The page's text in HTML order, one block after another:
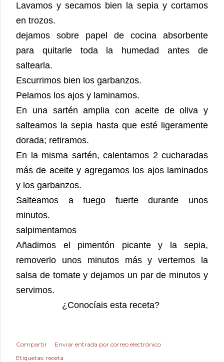
Lavamos y secamos bien la sepia y cortamos
en trozos.
dejamos sobre papel de cocina absorbente
para quitarle toda la humedad antes de
saltearla.
Escurrimos bien los garbanzos.
Pelamos los ajos y laminamos.
En una sartén amplia con aceite de oliva y
salteamos la sepia hasta que esté ligeramente
dorada; retiramos.
En la misma sartén, calentamos 2 cucharadas
más de aceite y agregamos los ajos laminados
y los garbanzos.
Salteamos a fuego fuerte durante unos
minutos.
salpimentamos
Añadimos el pimentón picante y la sepia,
removerlo unos minutos más y vertemos la
salsa de tomate y dejamos un par de minutos y
servimos.
¿Conocíais esta receta?
Compartir
Enviar entrada por correo electrónico
Etiquetas: receta